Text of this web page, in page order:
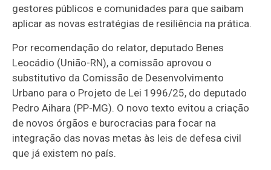
gestores públicos e comunidades para que saibam
aplicar as novas estratégias de resiliência na prática.
Por recomendação do relator, deputado Benes
Leocádio (União-RN), a comissão aprovou o
substitutivo da Comissão de Desenvolvimento
Urbano para o Projeto de Lei 1996/25, do deputado
Pedro Aihara (PP-MG). O novo texto evitou a criação
de novos órgãos e burocracias para focar na
integração das novas metas às leis de defesa civil
que já existem no país.